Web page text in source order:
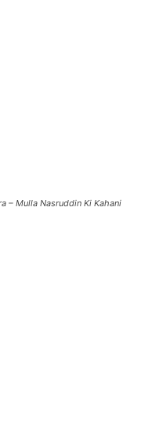
– Mulla Nasruddin Ki Kahani